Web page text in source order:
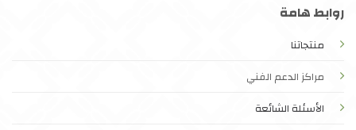
روابط هامة
منتجاتنا
مراكز الدعم الفني
الأسئلة الشائعة